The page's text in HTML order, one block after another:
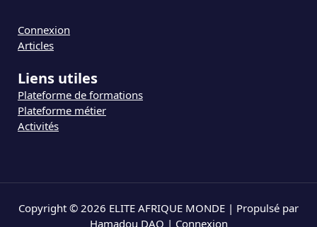
Connexion
Articles
Liens utiles
Plateforme de formations
Plateforme métier
Activités
Copyright © 2026 ELITE AFRIQUE MONDE | Propulsé par
Hamadou DAO | Connexion